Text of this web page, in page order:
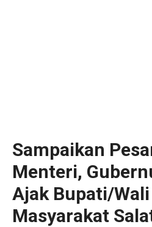
Sampaikan
Menteri,
Ajak Bupati/
Masyarakat